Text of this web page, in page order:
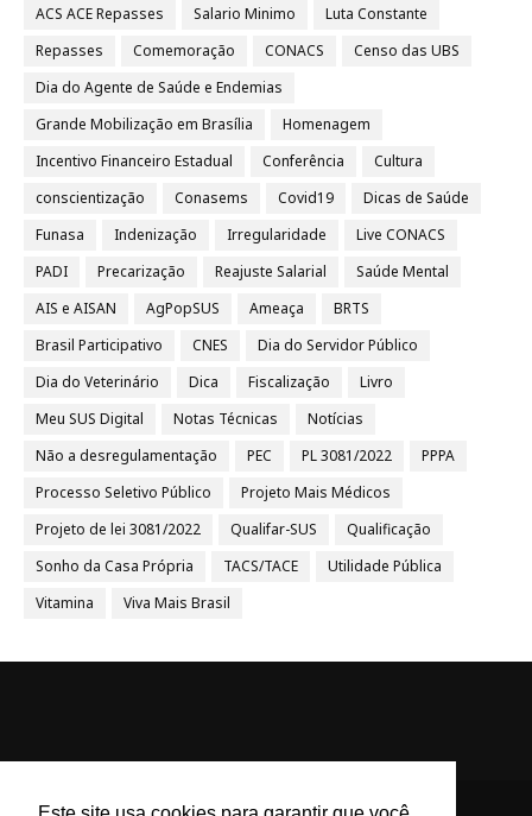
ACS ACE Repasses
Salario Minimo
Luta Constante
Repasses
Comemoração CONACS
Censo das UBS
Dia do Agente de Saúde e Endemias
Grande Mobilização em Brasília
Homenagem
Incentivo Financeiro Estadual
Conferência
Cultura
conscientização
Conasems Covid19
Dicas de Saúde
Funasa
Indenização Irregularidade
Live CONACS
PADI
Precarização Reajuste Salarial
Saúde Mental
AIS e AISAN
AgPopSUS Ameaça
BRTS
Brasil Participativo
CNES
Dia do Servidor Público
Dia do Veterinário
Dica Fiscalização
Livro
Meu SUS Digital
Notas Técnicas
Notícias
Não a desregulamentação
PEC PL 3081/2022
PPPA
Processo Seletivo Público
Projeto Mais Médicos
Projeto de lei 3081/2022
Qualifar-SUS
Qualificação
Sonho da Casa Própria
TACS/TACE
Utilidade Pública
Vitamina
Viva Mais Brasil